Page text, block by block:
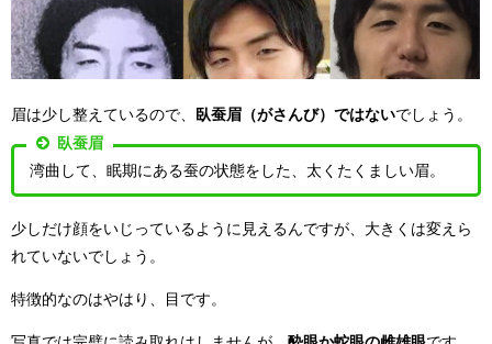
眉は少し整えているので、 臥蚕眉（がさんび）ではないでしょう。
臥蚕眉
湾曲して、眠期にある蚕の状態をした、太くたくましい眉。
少しだけ顔をいじっているように見えるんですが、大きくは変えら
れていないでしょう。
特徴的なのはやはり、目です。